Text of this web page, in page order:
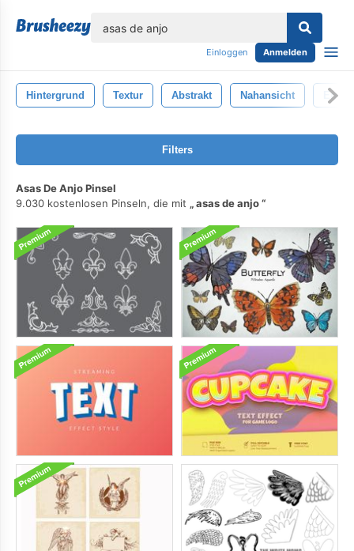
Einloggen Anmelden
Hintergrund Textur Abstrakt Nahansicht
Filters
Asas De Anjo Pinsel
9.030 kostenlosen Pinseln, die mit
asas de anjo